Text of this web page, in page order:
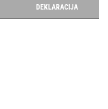
DEKLARACIJA